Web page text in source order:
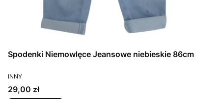
Spodenki Niemowlęce Jeansowe niebieskie 86cm
PRODUCENT
INNY
Cena
29,00 zł